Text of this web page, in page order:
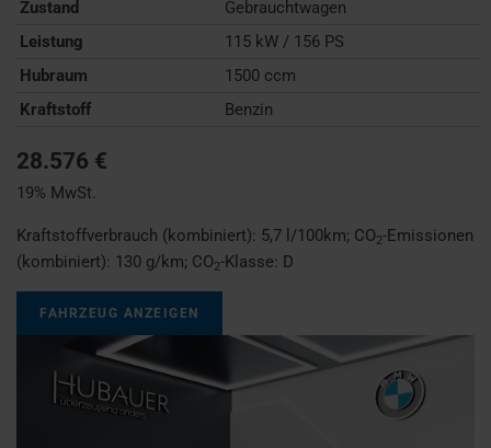
Zustand
Gebrauchtwagen
Leistung
115 kW / 156 PS
Hubraum
1500 ccm
Kraftstoff
Benzin
28.576 €
19% MwSt.
Kraftstoffverbrauch (kombiniert): 5,7 l/100km; CO2-Emissionen
(kombiniert): 130 g/km; CO2-Klasse: D
FAHRZEUG ANZEIGEN